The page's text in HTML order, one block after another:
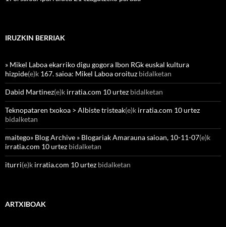
IRUZKIN BERRIAK
» Mikel Laboa ekarriko digu gogora Ibon RGk euskal kultura
hizpide(e)k 167. saioa: Mikel Laboa oroituz bidalketan
Dabid Martinez(e)k irratia.com 10 urtez bidalketan
Teknopataren txokoa > Albiste tristeak(e)k irratia.com 10 urtez
bidalketan
maitego» Blog Archive » Blogariak Amarauna saioan, 10-11-07(e)k
irratia.com 10 urtez bidalketan
iturri(e)k irratia.com 10 urtez bidalketan
ARTXIBOAK